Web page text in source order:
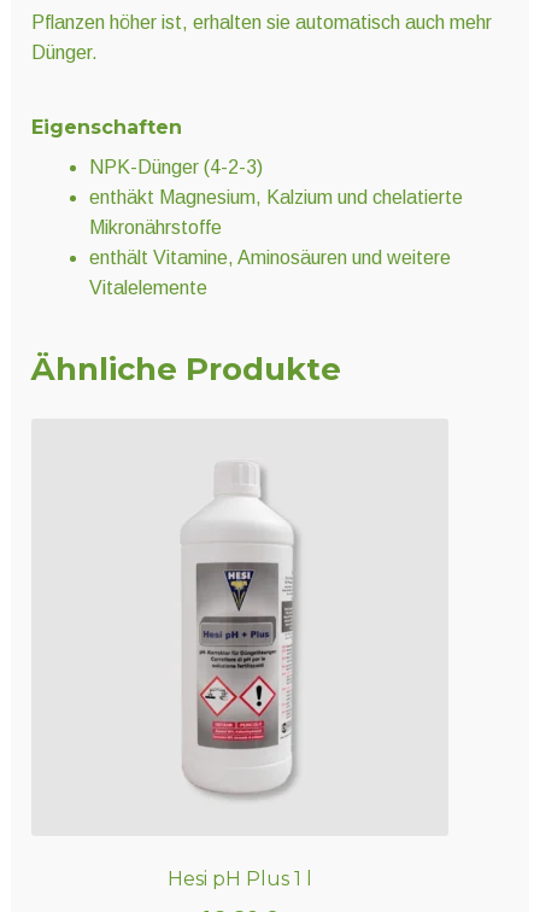
Pflanzen höher ist, erhalten sie automatisch auch mehr
Dünger.
Eigenschaften
NPK-Dünger (4-2-3)
enthäkt Magnesium, Kalzium und chelatierte
Mikronährstoffe
enthält Vitamine, Aminosäuren und weitere
Vitalelemente
Ähnliche Produkte
Hesi pH Plus 1 l